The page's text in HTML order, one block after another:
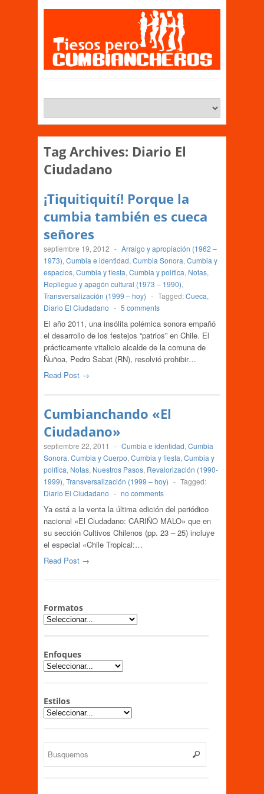
Tag Archives: Diario El
Ciudadano
¡Tiquitiquití! Porque la
cumbia también es cueca
señores
septiembre 19, 2012 - Arraigo y apropiación (1962 –
1973), Cumbia e identidad, Cumbia Sonora, Cumbia y
espacios, Cumbia y fiesta, Cumbia y política, Notas,
Repliegue y apagón cultural (1973 – 1990),
Transversalización (1999 – hoy) - Tagged:Cueca,
Diario El Ciudadano - 5 comments
El año 2011, una insólita polémica sonora empañó
el desarrollo de los festejos “patrios” en Chile. El
prácticamente vitalicio alcalde de la comuna de
Ñuñoa, Pedro Sabat (RN), resolvió prohibir…
Read Post →
Cumbianchando «El
Ciudadano»
septiembre 22, 2011 - Cumbia e identidad, Cumbia
Sonora, Cumbia y Cuerpo, Cumbia y fiesta, Cumbia y
política, Notas, Nuestros Pasos, Revalorización (1990-
1999), Transversalización (1999 – hoy) - Tagged:
Diario El Ciudadano - no comments
Ya está a la venta la última edición del periódico
nacional «El Ciudadano: CARIÑO MALO» que en
su sección Cultivos Chilenos (pp. 23 – 25) incluye
el especial «Chile Tropical:…
Read Post →
Formatos
Enfoques
Estilos